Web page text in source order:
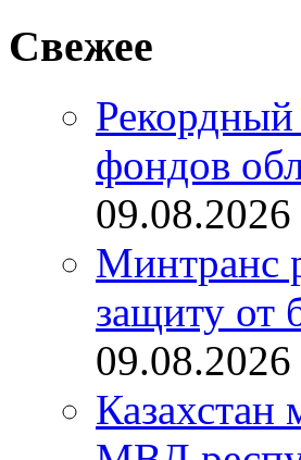
Свежее
Рекордный
фондов
Минтранс
защиту от
Казахстан